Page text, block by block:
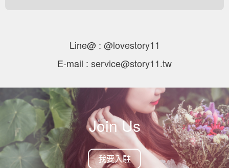
Line@ : @lovestory11
E-mail : service@story11.tw
Join Us
我要入駐